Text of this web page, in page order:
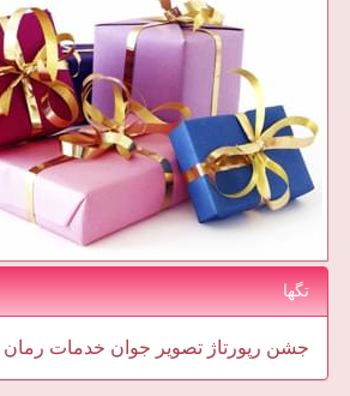
تگها
جشن رپورتاژ تصویر جوان خدمات رمان